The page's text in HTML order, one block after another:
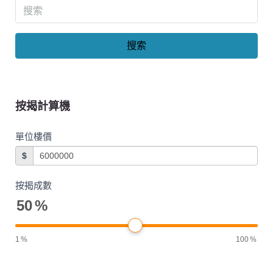
搜索
按揭計算機
單位樓價
$
按揭成數
50%
1 % 100%